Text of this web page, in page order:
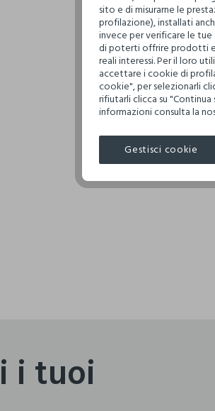
i tuoi
sito e di misurarne le
profilazione), installati
invece per verificare le
di poterti offrire prodotti e
reali interessi. Per il loro
accettare i cookie di
cookie", per selezionarli
rifiutarli clicca su
informazioni consulta la
Gestisci cookie